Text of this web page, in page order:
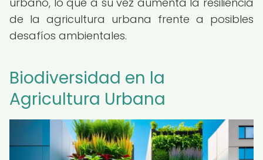
de la agricultura urbana frente a posibles
desafíos ambientales.
Biodiversidad en la
Agricultura Urbana